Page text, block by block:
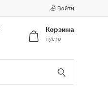
Войти
Корзина
пусто